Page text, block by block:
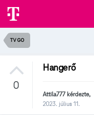
TV GO
0
Hangerő
Attila777 kérdezte,
2023. július 11.